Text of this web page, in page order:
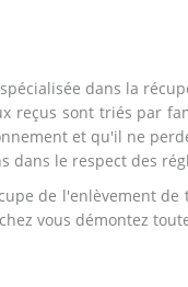
spécialisée dans la
reçus sont triés par
et qu'il ne
dans le respect des
de l'enlèvement
vous démontez